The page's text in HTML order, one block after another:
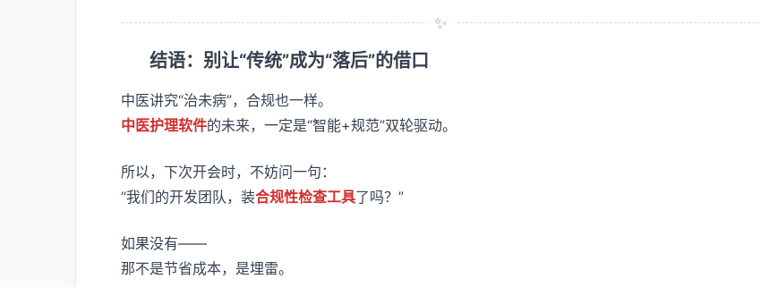
✨
结语：别让“传统”成为“落后”的借口
中医讲究“治未病”，合规也一样。
中医护理软件的未来，一定是“智能+规范”双轮驱动。
所以，下次开会时，不妨问一句：
“我们的开发团队，装合规性检查工具了吗？”
如果没有——
那不是节省成本，是埋雷。